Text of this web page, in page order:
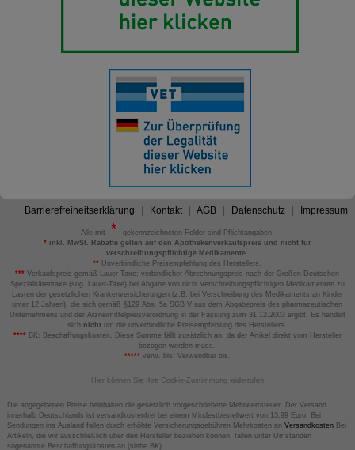
Barrierefreiheitserklärung Kontakt AGB Datenschutz Impressum
Alle mit
gekennzeichneten Felder sind Pflichtangaben.
*inkl. MwSt. Rabatte gelten auf den Apothekenverkaufspreis und nicht für
verschreibungspflichtige Medikamente.
** Unverbindliche Preisempfehlung des Herstellers.
*** Verkaufspreis gemäß Lauer-Taxe; verbindlicher Abrechnungspreis nach der Großen Deutschen
Spezialitätentaxe (sog. Lauer-Taxe) bei Abgabe von nicht verschreibungspflichtigen Medikamenten zu
Lasten der gesetzlichen Krankenversicherungen (z.B. bei Verschreibung des Medikaments an Kinder
unter 12 Jahren), die sich gemäß §129 Abs. 5a SGB V aus dem Abgabepreis des pharmazeutischen
Unternehmens und der Arzneimittelpreisverordnung in der Fassung zum 31.12.2003 ergibt. Es handelt
sich nicht um die unverbindliche Preisempfehlung des Herstellers.
****BK: Beschaffungskosten. Diese Summe fällt zusätzlich an, da der Artikel direkt vom Hersteller
bezogen werden muss.
*****verw. bis: Verwendbar bis.
Hier können Sie Ihre Cookie-Zustimmung widerrufen
Die angegebenen Preise beinhalten die gesetzlich vorgeschriebene Mehrwertsteuer. Der Versand
innerhalb Deutschlands ist versandkostenfrei bei einem Mindestbestellwert von 13,99 Euro. Bei
Sendungen ins Ausland fallen durch erhöhte Versicherungsgebühren Mehrkosten an VersandkostenBei
Artikeln, die wir ausschließlich über den Hersteller beziehen können, fallen unter Umständen
sogenannte Beschaffungskosten an (siehe BK).